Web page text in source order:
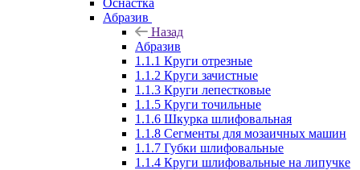
Оснастка
Абразив
Назад
Абразив
1.1.1 Круги отрезные
1.1.2 Круги зачистные
1.1.3 Круги лепестковые
1.1.5 Круги точильные
1.1.6 Шкурка шлифовальная
1.1.8 Сегменты для мозаичных машин
1.1.7 Губки шлифовальные
1.1.4 Круги шлифовальные на липучке